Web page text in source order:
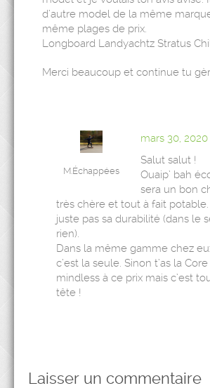
d’autre model de la même
même plages de prix.
Longboard Landyachtz Stratus
Merci beaucoup et continue tu
M.Échappées
mars 30,
Salut salut !
Ouaip’ bah
sera un bon
très chère et tout à fait
juste pas sa durabilité (dans le
rien).
Dans la même gamme chez
c’est la seule. Sinon t’as la
mindless à ce prix mais c’est
tête !
Laisser un commentaire